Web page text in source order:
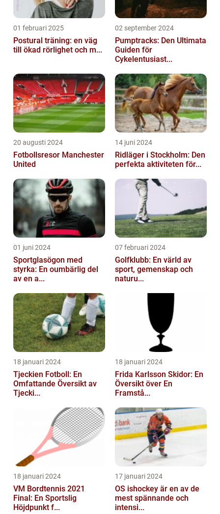
01 februari 2025
Postural träning: en väg
till ökad rörlighet och m...
02 september 2024
Pumptracks: Den Ultimata
Guiden för
Cykelentusiast...
20 augusti 2024
Fotbollsresor Manchester
United
14 juni 2024
Ridläger i Stockholm: Den
perfekta aktiviteten för...
01 juni 2024
Sportglasögon med
styrka: En oumbärlig del
av en a...
07 februari 2024
Golfklubb: En värld av
sport, gemenskap och
naturu...
18 januari 2024
Tjeckien Fotboll: En
Omfattande Översikt av
Tjecki...
18 januari 2024
Frida Karlsson Skidor: En
Översikt över En
Framstå...
18 januari 2024
VM Bordtennis 2021
Final: En Sportslig
Höjdpunkt f...
17 januari 2024
OS ishockey är en av de
mest spännande och
intensi...